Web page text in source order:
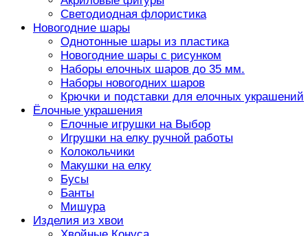
Светодиодная флористика
Новогодние шары
Однотонные шары из пластика
Новогодние шары с рисунком
Наборы елочных шаров до 35 мм.
Наборы новогодних шаров
Крючки и подставки для елочных украшений
Ёлочные украшения
Елочные игрушки на Выбор
Игрушки на елку ручной работы
Колокольчики
Макушки на елку
Бусы
Банты
Мишура
Изделия из хвои